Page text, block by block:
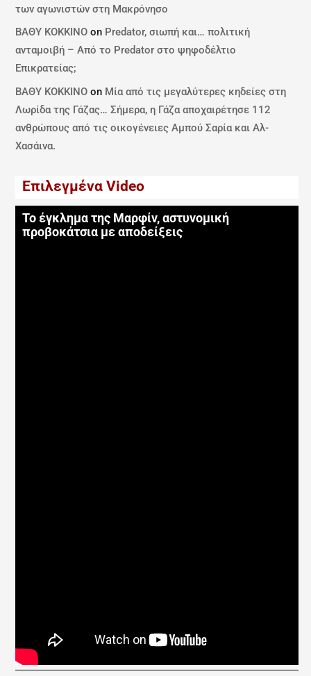
των αγωνιστών στη Μακρόνησο
ΒΑΘΥ ΚΟΚΚΙΝΟ on Predator, σιωπή και… πολιτική
ανταμοιβή – Από το Predator στο ψηφοδέλτιο
Επικρατείας;
ΒΑΘΥ ΚΟΚΚΙΝΟ on Μία από τις μεγαλύτερες κηδείες στη
Λωρίδα της Γάζας… Σήμερα, η Γάζα αποχαιρέτησε 112
ανθρώπους από τις οικογένειες Αμπού Σαρία και Αλ-
Χασάινα.
Επιλεγμένα Video
Το έγκλημα της Μαρφίν, αστυνομική
προβοκάτσια με αποδείξεις